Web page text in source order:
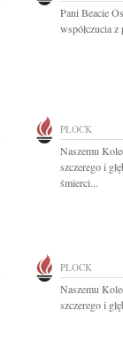
Pani Beacie
współczucia
PŁOCK
Naszemu
szczerego i
śmierci...
PŁOCK
Naszemu
szczerego i